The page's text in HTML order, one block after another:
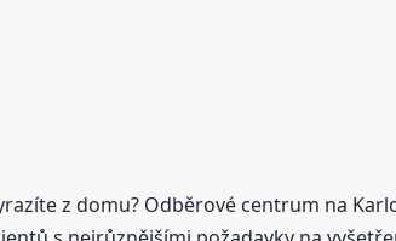
z domu? Odběrové centrum na